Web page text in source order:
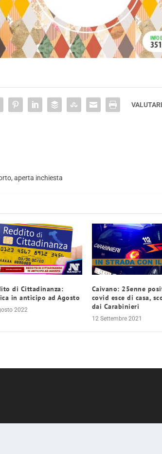
aperta inchiesta
di Cittadinanza:
in anticipo ad Agosto
2022
Caivano: 25enne
covid esce di casa,
dai Carabinieri
12 Settembre 2021